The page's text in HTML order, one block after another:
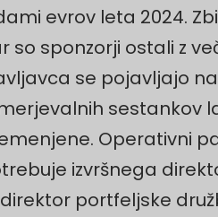
evrov leta 2024.
sponzorji ostali z
se pojavljajo
sestankov
Operativni
izvršnega
portfeljske